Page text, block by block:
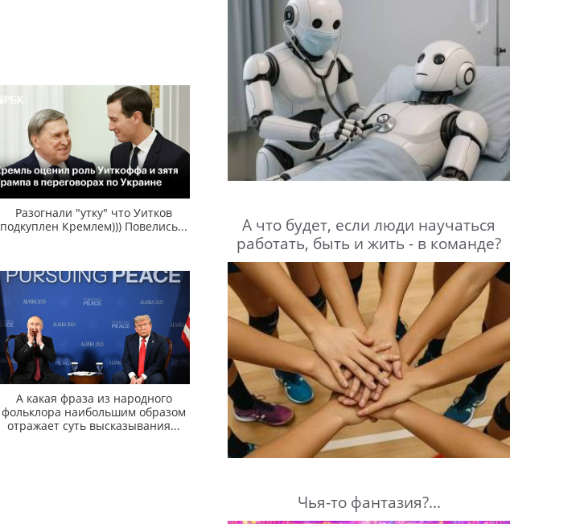
Разогнали "утку" что Уитков
подкуплен Кремлем))) Повелись...
А какая фраза из народного
фольклора наибольшим образом
отражает суть высказывания...
А что будет, если люди научаться
работать, быть и жить - в команде?
Чья-то фантазия?...